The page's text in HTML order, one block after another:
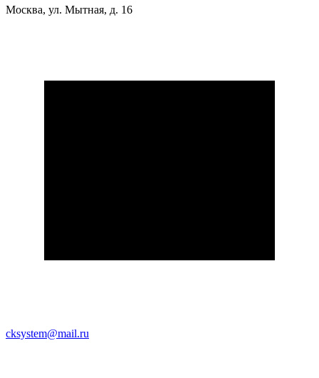
Москва, ул. Мытная, д. 16
cksystem@mail.ru